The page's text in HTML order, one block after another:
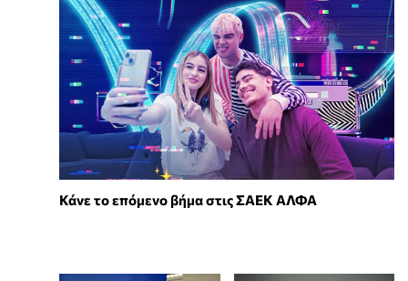
Κάνε το επόμενο βήμα στις ΣΑΕΚ ΑΛΦΑ